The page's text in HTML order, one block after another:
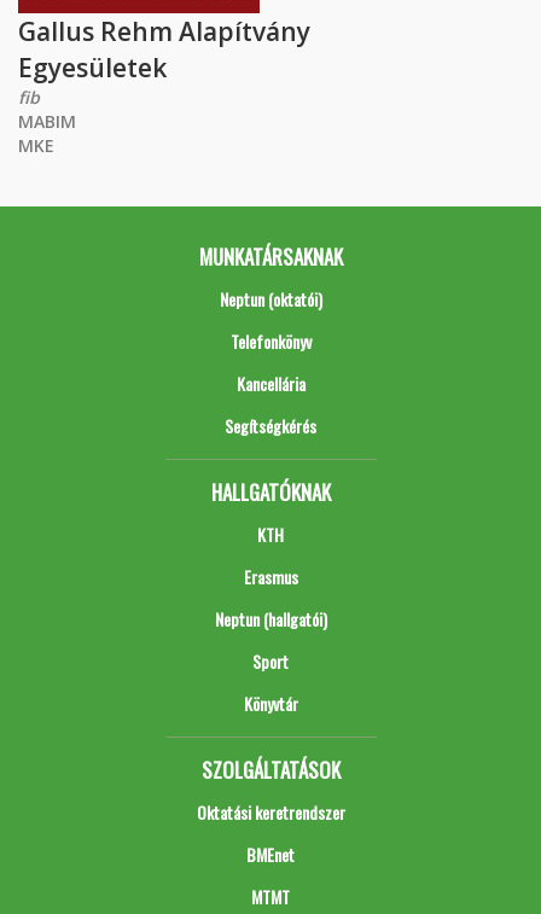
Gallus Rehm Alapítvány
Egyesületek
fib
MABIM
MKE
MUNKATÁRSAKNAK
Neptun (oktatói)
Telefonkönyv
Kancellária
Segítségkérés
HALLGATÓKNAK
KTH
Erasmus
Neptun (hallgatói)
Sport
Könyvtár
SZOLGÁLTATÁSOK
Oktatási keretrendszer
BMEnet
MTMT